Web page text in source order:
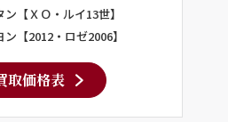
【ＸＯ・ルイ13世】
【2012・ロゼ2006】
取価格表